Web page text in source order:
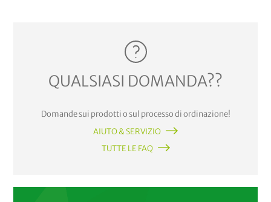
QUALSIASI DOMANDA??
Domande sui prodotti o sul processo di ordinazione!
AIUTO & SERVIZIO
TUTTE LE FAQ